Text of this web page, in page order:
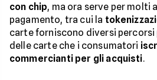
con chip, ma ora serve per molti
pagamento, tra cui la
carte forniscono diversi percorsi
delle carte che i consumatori
commercianti per gli acquisti.